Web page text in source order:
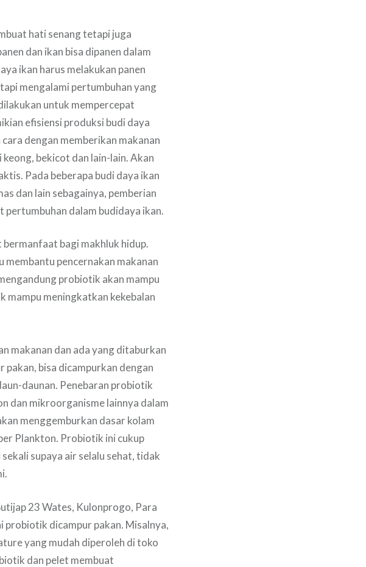
hati senang tetapi juga
dan ikan bisa dipanen dalam
ikan harus melakukan panen
mengalami pertumbuhan yang
untuk mempercepat
efisiensi produksi budi daya
dengan memberikan makanan
bekicot dan lain-lain. Akan
Pada beberapa budi daya ikan
dan lain sebagainya, pemberian
dalam budidaya ikan.
bagi makhluk hidup.
pencernakan makanan
probiotik akan mampu
mampu meningkatkan kekebalan
makanan dan ada yang ditaburkan
bisa dicampurkan dengan
daunan. Penebaran probiotik
dan mikroorganisme lainnya dalam
menggemburkan dasar kolam
Plankton. Probiotik ini cukup
supaya air selalu sehat, tidak
23 Wates, Kulonprogo, Para
probiotik dicampur pakan. Misalnya,
yang mudah diperoleh di toko
dan pelet membuat